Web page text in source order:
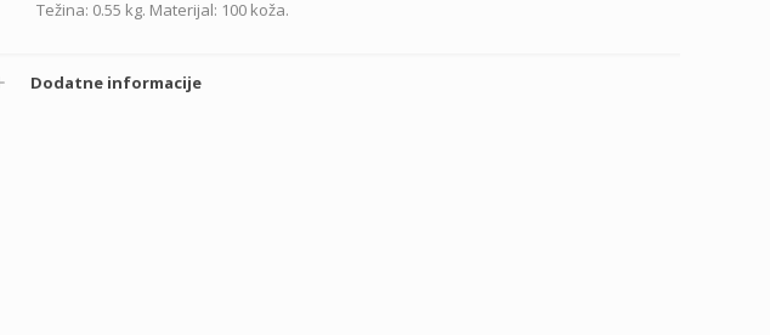
Težina: 0.55 kg. Materijal: 100 koža.
Dodatne informacije